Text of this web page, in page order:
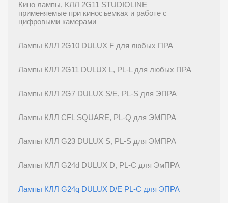
Кино лампы, КЛЛ 2G11 STUDIOLINE
применяемые при киносъемках и работе с
цифровыми камерами
Лампы КЛЛ 2G10 DULUX F для любых ПРА
Лампы КЛЛ 2G11 DULUX L, PL-L для любых ПРА
Лампы КЛЛ 2G7 DULUX S/E, PL-S для ЭПРА
Лампы КЛЛ CFL SQUARE, PL-Q для ЭМПРА
Лампы КЛЛ G23 DULUX S, PL-S для ЭМПРА
Лампы КЛЛ G24d DULUX D, PL-C для ЭмПРА
Лампы КЛЛ G24q DULUX D/E PL-C для ЭПРА